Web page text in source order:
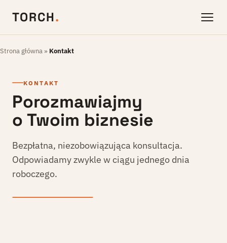
TORCH.
Strona główna» Kontakt
KONTAKT
Porozmawiajmy
o Twoim biznesie
Bezpłatna, niezobowiązująca konsultacja.
Odpowiadamy zwykle w ciągu jednego dnia
roboczego.